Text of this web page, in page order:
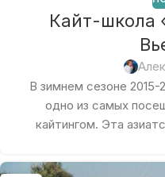
Кайт-школа
В зимнем сезоне
одно из самых
кайтингом. Эта